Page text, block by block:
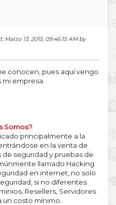
: Marzo 13, 2015, 09:46:15 AM by
conocen, pues aquí vengo
empresa.
Somos?
principalmente a la
en la venta de
de seguridad y pruebas de
llamado Hacking
en internet, no solo
si no diferentes
Resellers, Servidores
un costo mínimo.